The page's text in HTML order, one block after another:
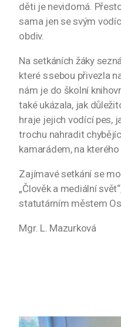
děti je nevidomá.
sama jen se svým
obdiv.
Na setkáních žáky
které s sebou přivezla
nám je do školní
také ukázala, jak
hraje jejich vodící pes,
trochu nahradit
kamarádem, na
Zajímavé setkání se
„Člověk a mediální
statutárním městem
Mgr. L. Mazurková